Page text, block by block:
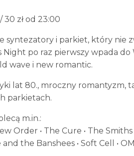
30 zł od 23:00
syntezatory i parkiet, który nie
Night po raz pierwszy wpada
wave i new romantic.
lat 80., mroczny
parkietach.
m.in.:
Order • The Cure • The
and the Banshees • Soft Cell •